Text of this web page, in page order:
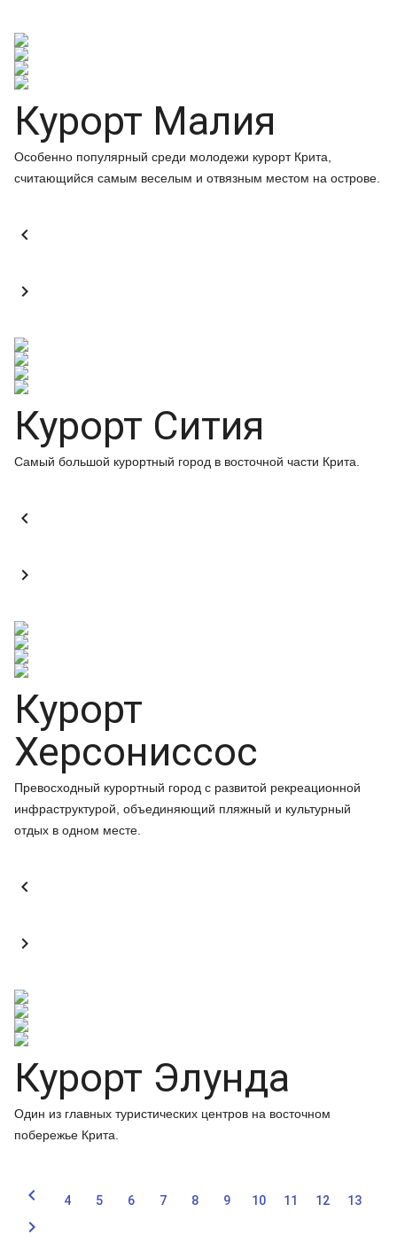
Курорт Малия
Особенно популярный среди молодежи курорт Крита,
считающийся самым веселым и отвязным местом на острове.


Курорт Сития
Самый большой курортный город в восточной части Крита.


Курорт
Херсониссос
Превосходный курортный город с развитой рекреационной
инфраструктурой, объединяющий пляжный и культурный
отдых в одном месте.


Курорт Элунда
Один из главных туристических центров на восточном
побережье Крита.
 4 5 6 7 8 9 10 11 12 13
